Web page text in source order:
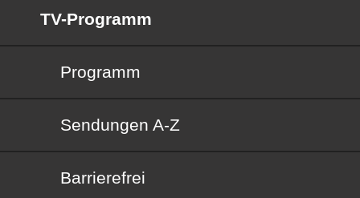
TV-Programm
Programm
Sendungen von A bis Z
Sendungen A-Z
Barrierefrei
Barrierefrei